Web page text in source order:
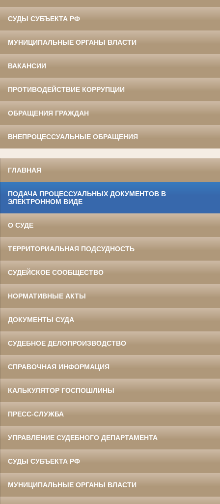
СУДЫ СУБЪЕКТА РФ
МУНИЦИПАЛЬНЫЕ ОРГАНЫ ВЛАСТИ
ВАКАНСИИ
ПРОТИВОДЕЙСТВИЕ КОРРУПЦИИ
ОБРАЩЕНИЯ ГРАЖДАН
ВНЕПРОЦЕССУАЛЬНЫЕ ОБРАЩЕНИЯ
ГЛАВНАЯ
ПОДАЧА ПРОЦЕССУАЛЬНЫХ ДОКУМЕНТОВ В
ЭЛЕКТРОННОМ ВИДЕ
О СУДЕ
ТЕРРИТОРИАЛЬНАЯ ПОДСУДНОСТЬ
СУДЕЙСКОЕ СООБЩЕСТВО
НОРМАТИВНЫЕ АКТЫ
ДОКУМЕНТЫ СУДА
СУДЕБНОЕ ДЕЛОПРОИЗВОДСТВО
СПРАВОЧНАЯ ИНФОРМАЦИЯ
КАЛЬКУЛЯТОР ГОСПОШЛИНЫ
ПРЕСС-СЛУЖБА
УПРАВЛЕНИЕ СУДЕБНОГО ДЕПАРТАМЕНТА
СУДЫ СУБЪЕКТА РФ
МУНИЦИПАЛЬНЫЕ ОРГАНЫ ВЛАСТИ